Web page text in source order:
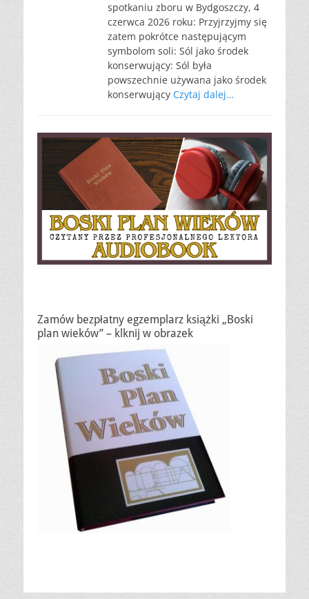
spotkaniu zboru w Bydgoszczy, 4
czerwca 2026 roku: Przyjrzyjmy się
zatem pokrótce następującym
symbolom soli: Sól jako środek
konserwujący: Sól była
powszechnie używana jako środek
konserwujący Czytaj dalej…
Zamów bezpłatny egzemplarz książki „Boski
plan wieków” – klknij w obrazek